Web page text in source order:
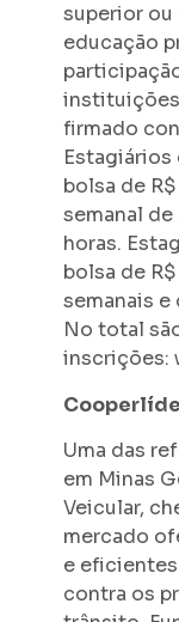
superior
educação
firmado
Estagiários
bolsa de
semanal de
horas.
bolsa de
semanais e
No total
inscrições:
Uma das
em Minas
Veicular,
mercado
e
contra os